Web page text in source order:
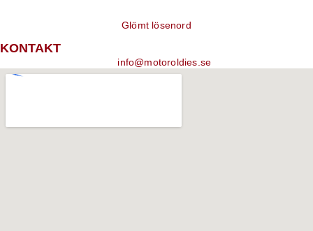
Glömt lösenord
KONTAKT
info@motoroldies.se